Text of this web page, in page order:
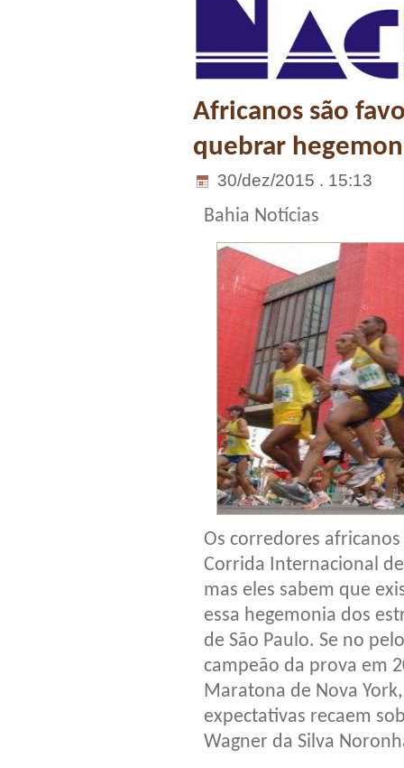
Africanos são
quebrar
30/dez/2015 . 15:13
Bahia Notícias
Os corredores
Corrida Internacional
mas eles sabem que
essa hegemonia dos
de São Paulo. Se no
campeão da prova em
Maratona de Nova
expectativas recaem
Wagner da Silva